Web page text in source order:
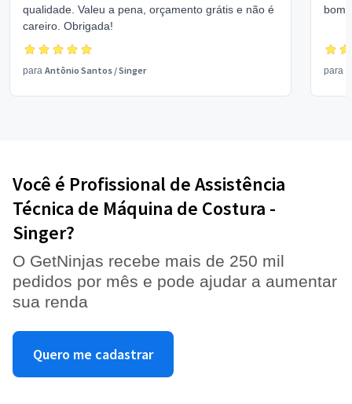
qualidade. Valeu a pena, orçamento grátis e não é
careiro. Obrigada!
para Antônio Santos /Singer
bom
para
Você é Profissional de Assistência
Técnica de Máquina de Costura -
Singer?
O GetNinjas recebe mais de 250 mil
pedidos por mês e pode ajudar a aumentar
sua renda
Quero me cadastrar